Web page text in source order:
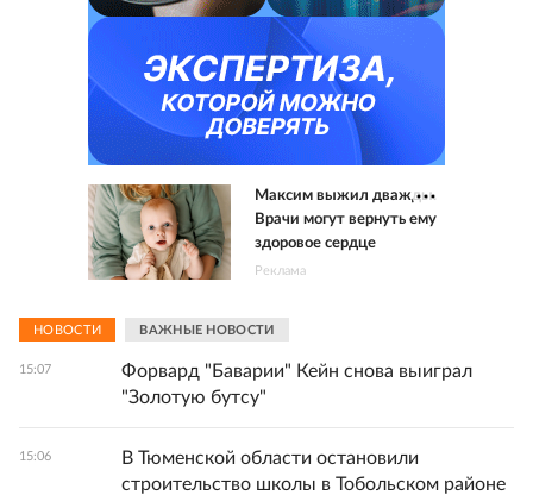
Максим выжил дважды.
Врачи могут вернуть ему
здоровое сердце
Реклама
НОВОСТИ ВАЖНЫЕ НОВОСТИ
15:07
Форвард "Баварии" Кейн снова выиграл
"Золотую бутсу"
15:06
В Тюменской области остановили
строительство школы в Тобольском районе